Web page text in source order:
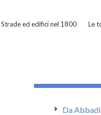
Strade ed edifici nel 1800 Le
Da